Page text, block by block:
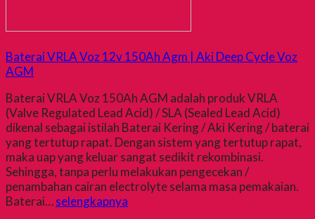
Baterai VRLA Voz 12v 150Ah Agm | Aki Deep Cycle Voz
AGM
Baterai VRLA Voz 150Ah AGM adalah produk VRLA
(Valve Regulated Lead Acid) / SLA (Sealed Lead Acid)
dikenal sebagai istilah Baterai Kering / Aki Kering / baterai
yang tertutup rapat. Dengan sistem yang tertutup rapat,
maka uap yang keluar sangat sedikit rekombinasi.
Sehingga, tanpa perlu melakukan pengecekan /
penambahan cairan electrolyte selama masa pemakaian.
Baterai…selengkapnya